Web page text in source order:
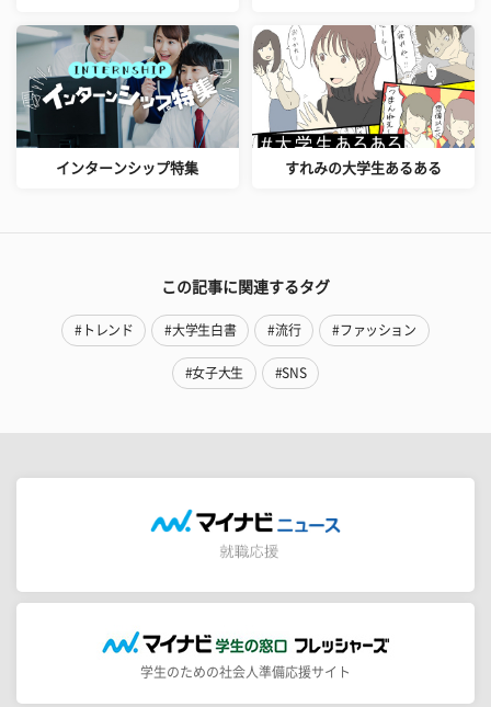
インターンシップ特集 すれみの大学生あるある
この記事に関連するタグ
#トレンド #大学生白書 #流行 #ファッション
#女子大生 #SNS
学生のための社会人準備応援サイト